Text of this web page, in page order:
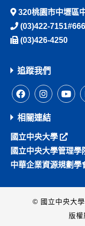
320桃園市中壢區
(03)422-
(03)426-4250
追蹤我們
相關連結
國立中央大學
國立中央大學管理學
中華企業資源規劃學
© 國立中央大
版